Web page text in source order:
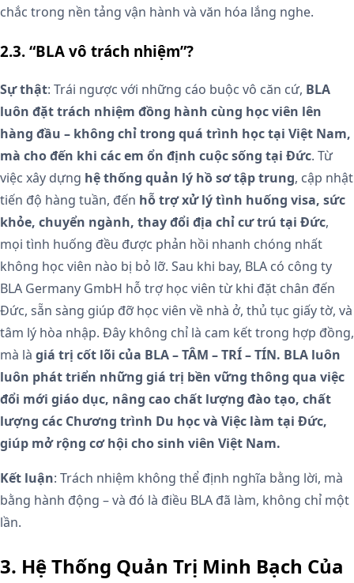
chắc trong nền tảng vận hành và văn hóa lắng nghe.
2.3. “BLA vô trách nhiệm”?
Sự thật: Trái ngược với những cáo buộc vô căn cứ, BLA
luôn đặt trách nhiệm đồng hành cùng học viên lên
hàng đầu – không chỉ trong quá trình học tại Việt Nam,
mà cho đến khi các em ổn định cuộc sống tại Đức. Từ
việc xây dựng hệ thống quản lý hồ sơ tập trung, cập nhật
tiến độ hàng tuần, đến hỗ trợ xử lý tình huống visa, sức
khỏe, chuyển ngành, thay đổi địa chỉ cư trú tại Đức,
mọi tình huống đều được phản hồi nhanh chóng nhất
không học viên nào bị bỏ lỡ. Sau khi bay, BLA có công ty
BLA Germany GmbH hỗ trợ học viên từ khi đặt chân đến
Đức, sẵn sàng giúp đỡ học viên về nhà ở, thủ tục giấy tờ, và
tâm lý hòa nhập. Đây không chỉ là cam kết trong hợp đồng,
mà là giá trị cốt lõi của BLA – TÂM – TRÍ – TÍN. BLA luôn
luôn phát triển những giá trị bền vững thông qua việc
đổi mới giáo dục, nâng cao chất lượng đào tạo, chất
lượng các Chương trình Du học và Việc làm tại Đức,
giúp mở rộng cơ hội cho sinh viên Việt Nam.
Kết luận: Trách nhiệm không thể định nghĩa bằng lời, mà
bằng hành động – và đó là điều BLA đã làm, không chỉ một
lần.
3. Hệ Thống Quản Trị Minh Bạch Của